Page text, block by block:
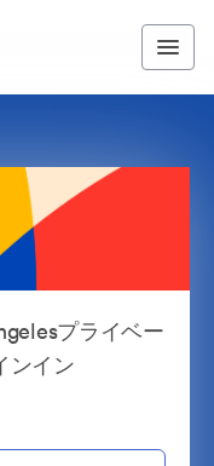
プライベー
ンイン